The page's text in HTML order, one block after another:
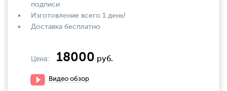
подписи
Изготовление всего 1 день!
Доставка бесплатно
Цена: 18000 руб.
Видео обзор